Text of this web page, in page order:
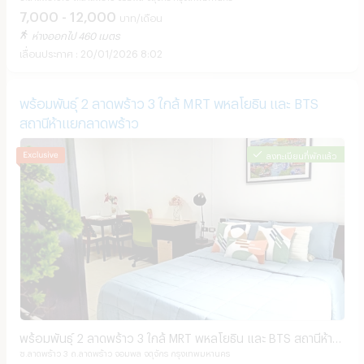
7,000 - 12,000 บาท/เดือน
ห่างออกไป 460 เมตร
20/01/2026 8:02
พร้อมพันธุ์ 2 ลาดพร้าว 3 ใกล้ MRT พหลโยธิน และ BTS
สถานีห้าแยกลาดพร้าว
ลงทะเบียนที่พักแล้ว
พร้อมพันธุ์ 2 ลาดพร้าว 3 ใกล้ MRT พหลโยธิน และ BTS สถานีห้า
แยกลาดพร้าว
ซ.ลาดพร้าว 3 ถ.ลาดพร้าว จอมพล จตุจักร กรุงเทพมหานคร